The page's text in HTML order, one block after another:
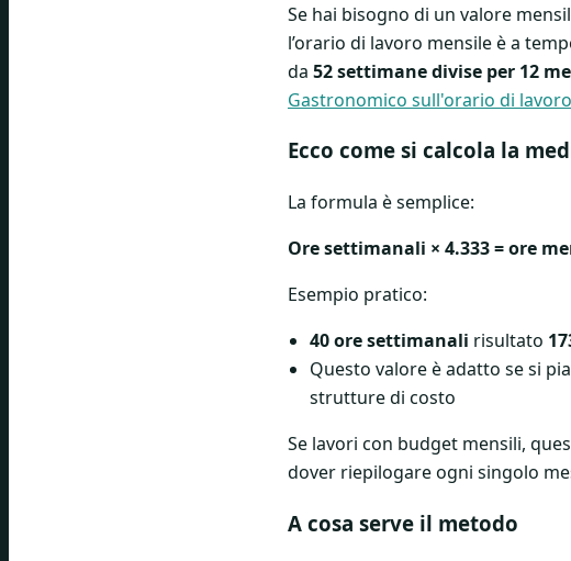
Se hai bisogno di un valore
l’orario di lavoro mensile è a
da 52 settimane divise per 12
Gastronomico sull'orario di
Ecco come si calcola la
La formula è semplice:
Ore settimanali × 4.333 = ore
Esempio pratico:
40 ore settimanali risultato
Questo valore è adatto se si
strutture di costo
Se lavori con budget mensili,
dover riepilogare ogni singolo
A cosa serve il metodo